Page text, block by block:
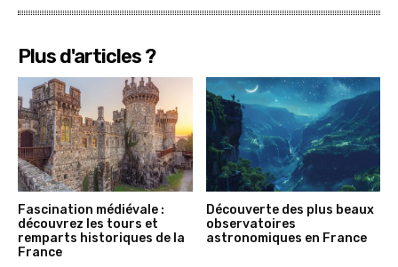
Plus d'articles ?
Fascination médiévale :
découvrez les tours et
remparts historiques de la
France
Découverte des plus beaux
observatoires
astronomiques en France